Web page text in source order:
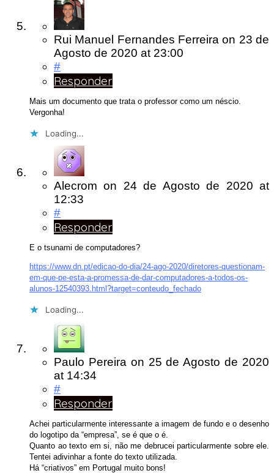
Rui Manuel Fernandes Ferreira on 23 de
Agosto de 2020 at 23:00
#
Responder
Mais um documento que trata o professor como um néscio.
Vergonha!
Loading...
Alecrom on 24 de Agosto de 2020at
12:33
#
Responder
E o tsunami de computadores?
https://www.dn.pt/edicao-do-dia/24-ago-2020/diretores-questionam-
em-que-pe-esta-a-promessa-de-dar-computadores-a-todos-os-
alunos-12540393.html?target=conteudo_fechado
Loading...
Paulo Pereira on 25 de Agosto de 2020
at 14:34
#
Responder
Achei particularmente interessante a imagem de fundo e o desenho
do logotipo da “empresa”, se é que o é.
Quanto ao texto em si, não me debrucei particularmente sobre ele.
Tentei adivinhar a fonte do texto utilizada.
Há “criativos” em Portugal muito bons!